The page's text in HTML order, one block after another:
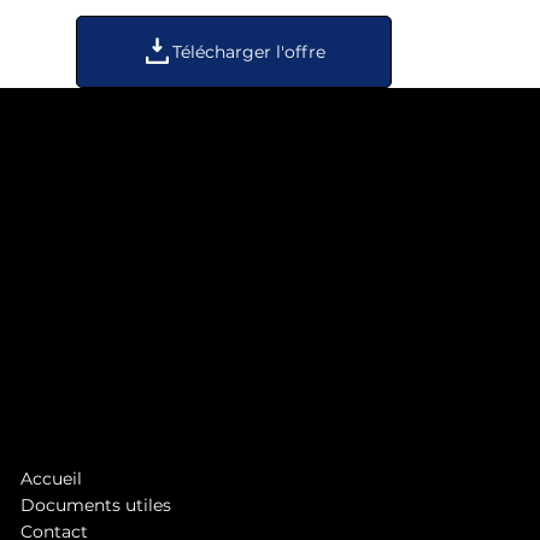
Télécharger l'offre
Accueil
Documents utiles
Contact